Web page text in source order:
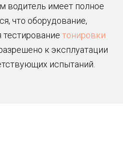
водитель имеет полное
что оборудование,
тонировки
к эксплуатации
испытаний.